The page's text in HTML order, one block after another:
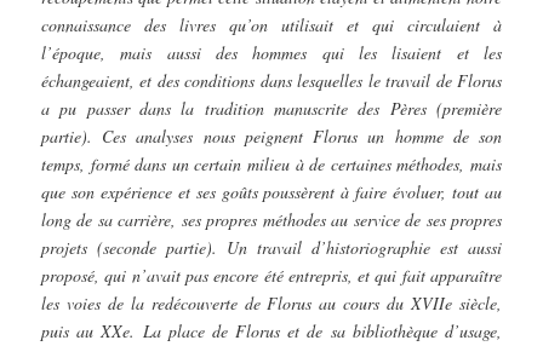
connaissance des livres qu’on utilisait et qui circulaient à
l’époque, mais aussi des hommes qui les lisaient et les
échangeaient, et des conditions dans lesquelles le travail de Florus
a pu passer dans la tradition manuscrite des Pères (première
partie). Ces analyses nous peignent Florus un homme de son
temps, formé dans un certain milieu à de certaines méthodes, mais
que son expérience et ses goûts poussèrent à faire évoluer, tout au
long de sa carrière, ses propres méthodes au service de ses propres
projets (seconde partie). Un travail d’historiographie est aussi
proposé, qui n’avait pas encore été entrepris, et qui fait apparaître
les voies de la redécouverte de Florus au cours du XVIIe siècle,
puis au XXe. La place de Florus et de sa bibliothèque d’usage,